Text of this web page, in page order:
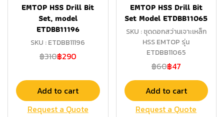
EMTOP HSS Drill Bit
Set, model
ETDBB11196
SKU : ETDBB11196
฿310฿290
Add to cart
Request a Quote
EMTOP HSS Drill Bit
Set Model ETDBB11065
SKU : ชุดดอกสว่านเจาะเหล็ก
HSS EMTOP รุ่น
ETDBB11065
฿60฿47
Add to cart
Request a Quote